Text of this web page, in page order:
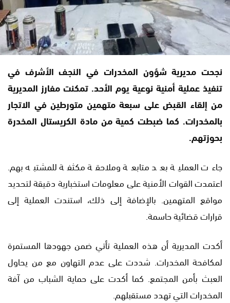
نجحت مديرية شؤون المخدرات في النجف الأشرف في
تنفيذ عملية أمنية نوعية يوم الأحد. تمكنت مفارز المديرية
من إلقاء القبض على سبعة متهمين متورطين في الاتجار
بالمخدرات. كما ضبطت كمية من مادة الكريستال المخدرة
بحوزتهم.
جاءت العملية بعد متابعة وملاحقة مكثفة للمشتبه بهم.
اعتمدت القوات الأمنية على معلومات استخبارية دقيقة لتحديد
مواقع المتهمين. بالإضافة إلى ذلك، استندت العملية إلى
قرارات قضائية حاسمة.
أكدت المديرية أن هذه العملية تأتي ضمن جهودها المستمرة
لمكافحة المخدرات. شددت على عدم التهاون مع من يحاول
العبث بأمن المجتمع. كما أكدت على حماية الشباب من آفة
المخدرات التي تهدد مستقبلهم.